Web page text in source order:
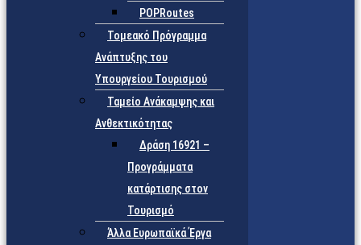
POPRoutes
Τομεακό Πρόγραμμα
Ανάπτυξης του
Υπουργείου Τουρισμού
Ταμείο Ανάκαμψης και
Ανθεκτικότητας
Δράση 16921 –
Προγράμματα
κατάρτισης στον
Τουρισμό
Άλλα Ευρωπαϊκά Έργα